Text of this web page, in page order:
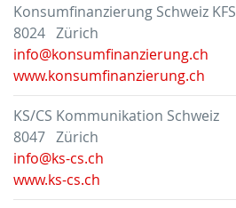
Konsumfinanzierung Schweiz KFS
8024 Zürich
info@konsumfinanzierung.ch
www.konsumfinanzierung.ch
KS/CS Kommunikation Schweiz
8047 Zürich
info@ks-cs.ch
www.ks-cs.ch